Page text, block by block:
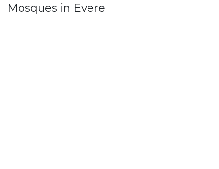
Mosques in Evere